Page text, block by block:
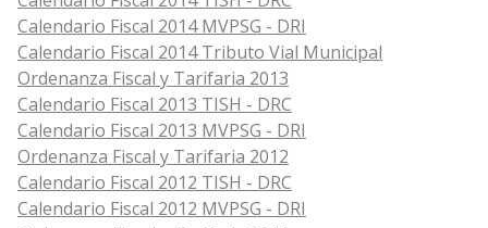
Calendario Fiscal 2014 MVPSG - DRI
Calendario Fiscal 2014 Tributo Vial Municipal
Ordenanza Fiscal y Tarifaria 2013
Calendario Fiscal 2013 TISH - DRC
Calendario Fiscal 2013 MVPSG - DRI
Ordenanza Fiscal y Tarifaria 2012
Calendario Fiscal 2012 TISH - DRC
Calendario Fiscal 2012 MVPSG - DRI